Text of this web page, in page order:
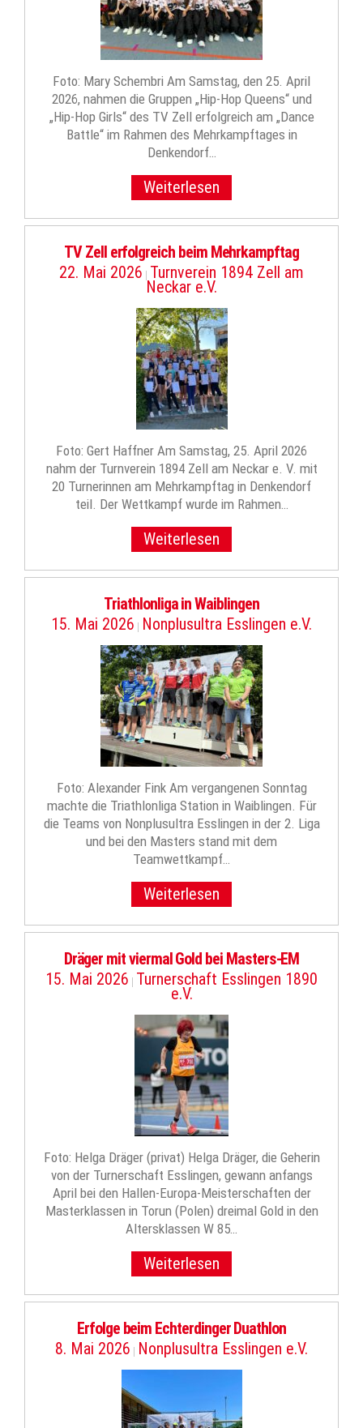
Foto: Mary Schembri Am Samstag, den 25. April
2026, nahmen die Gruppen „Hip-Hop Queens“ und
„Hip-Hop Girls“ des TV Zell erfolgreich am „Dance
Battle“ im Rahmen des Mehrkampftages in
Denkendorf…
Weiterlesen
TV Zell erfolgreich beim Mehrkampftag
22. Mai 2026 | Turnverein 1894 Zell am
Neckar e.V.
Foto: Gert Haffner Am Samstag, 25. April 2026
nahm der Turnverein 1894 Zell am Neckar e. V. mit
20 Turnerinnen am Mehrkampftag in Denkendorf
teil. Der Wettkampf wurde im Rahmen…
Weiterlesen
Triathlonliga in Waiblingen
15. Mai 2026 | Nonplusultra Esslingen e.V.
Foto: Alexander Fink Am vergangenen Sonntag
machte die Triathlonliga Station in Waiblingen. Für
die Teams von Nonplusultra Esslingen in der 2. Liga
und bei den Masters stand mit dem
Teamwettkampf…
Weiterlesen
Dräger mit viermal Gold bei Masters-EM
15. Mai 2026 | Turnerschaft Esslingen 1890
e.V.
Foto: Helga Dräger (privat) Helga Dräger, die Geherin
von der Turnerschaft Esslingen, gewann anfangs
April bei den Hallen-Europa-Meisterschaften der
Masterklassen in Torun (Polen) dreimal Gold in den
Altersklassen W 85…
Weiterlesen
Erfolge beim Echterdinger Duathlon
8. Mai 2026 | Nonplusultra Esslingen e.V.